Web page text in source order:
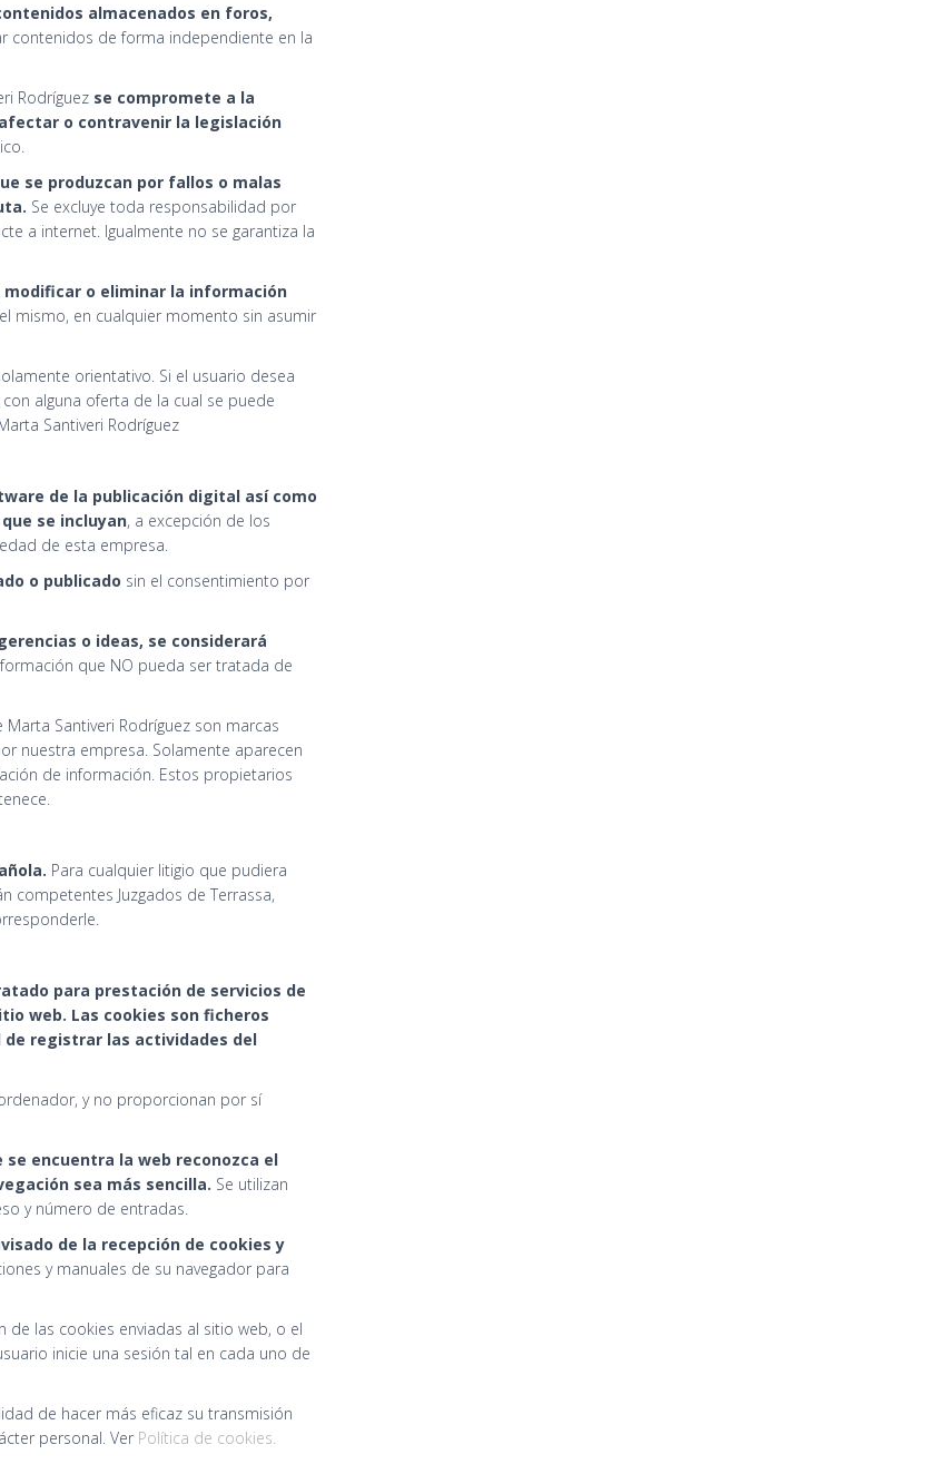
almacenados en foros,
contenidos de forma independiente en la
Rodríguez se compromete a la
o contravenir la legislación
se produzcan por fallos o malas
Se excluye toda responsabilidad por
a internet. Igualmente no se garantiza la
o eliminar la información
mismo, en cualquier momento sin asumir
orientativo. Si el usuario desea
alguna oferta de la cual se puede
Santiveri Rodríguez
de la publicación digital así como
se incluyan, a excepción de los
de esta empresa.
o publicado sin el consentimiento por
o ideas, se considerará
que NO pueda ser tratada de
Santiveri Rodríguez son marcas
nuestra empresa. Solamente aparecen
de información. Estos propietarios
Para cualquier litigio que pudiera
competentes Juzgados de Terrassa,
para prestación de servicios de
web. Las cookies son ficheros
de registrar las actividades del
y no proporcionan por sí
encuentra la web reconozca el
sea más sencilla. Se utilizan
y número de entradas.
de la recepción de cookies y
y manuales de su navegador para
las cookies enviadas al sitio web, o el
inicie una sesión tal en cada uno de
de hacer más eficaz su transmisión
personal. Ver Política de cookies.